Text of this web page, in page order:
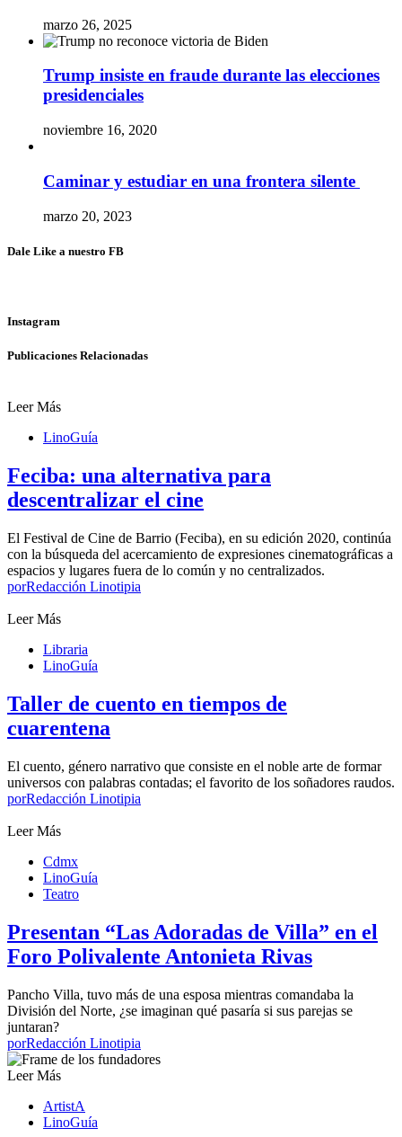
marzo 26, 2025
Trump insiste en fraude durante las elecciones
presidenciales
noviembre 16, 2020
Caminar y estudiar en una frontera silente
marzo 20, 2023
Dale Like a nuestro FB
Instagram
Publicaciones Relacionadas
Leer Más
LinoGuía
Feciba: una alternativa para
descentralizar el cine
El Festival de Cine de Barrio (Feciba), en su edición 2020, continúa
con la búsqueda del acercamiento de expresiones cinematográficas a
espacios y lugares fuera de lo común y no centralizados.
porRedacción Linotipia
Leer Más
Libraria
LinoGuía
Taller de cuento en tiempos de
cuarentena
El cuento, género narrativo que consiste en el noble arte de formar
universos con palabras contadas; el favorito de los soñadores raudos.
porRedacción Linotipia
Leer Más
Cdmx
LinoGuía
Teatro
Presentan “Las Adoradas de Villa” en el
Foro Polivalente Antonieta Rivas
Pancho Villa, tuvo más de una esposa mientras comandaba la
División del Norte, ¿se imaginan qué pasaría si sus parejas se
juntaran?
porRedacción Linotipia
Leer Más
ArtistA
LinoGuía